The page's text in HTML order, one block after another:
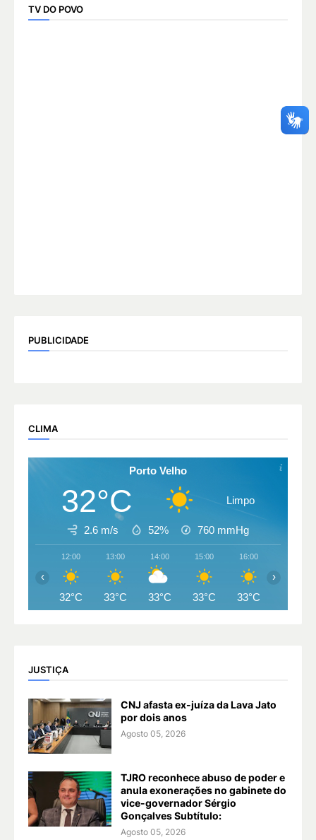
TV DO POVO
PUBLICIDADE
CLIMA
Porto Velho
32°C Limpo
2.6 m/s 52% 760 mmHg
12:00
32°C
13:00
33°C
14:00
33°C
15:00
33°C
16:00
33°C
‹ ›
JUSTIÇA
CNJ afasta ex-juíza da Lava Jato
por dois anos
Agosto 05, 2026
TJRO reconhece abuso de poder e
anula exonerações no gabinete do
vice-governador Sérgio
Gonçalves Subtítulo:
Agosto 05, 2026